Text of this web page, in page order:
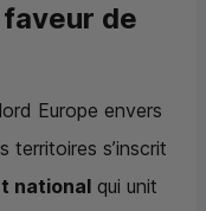
de
Europe envers
territoires s’inscrit
national qui unit